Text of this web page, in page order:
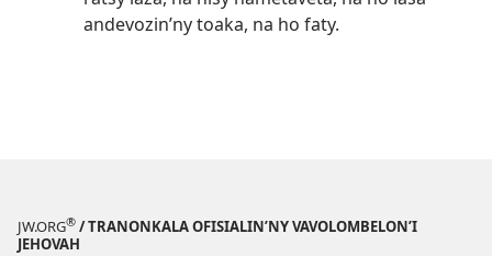
andevozin’ny toaka, na ho faty.
JW.ORG® / TRANONKALA OFISIALIN’NY VAVOLOMBELON’I
JEHOVAH